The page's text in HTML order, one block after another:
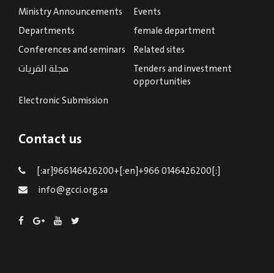
Ministry Announcements
Events
Departments
female department
Conferences and seminars
Related sites
مجلة القريات
Tenders and investment
opportunities
Electronic Submission
Contact us
[:ar]966146426200+[:en]+966 0146426200[:]
info@gcci.org.sa